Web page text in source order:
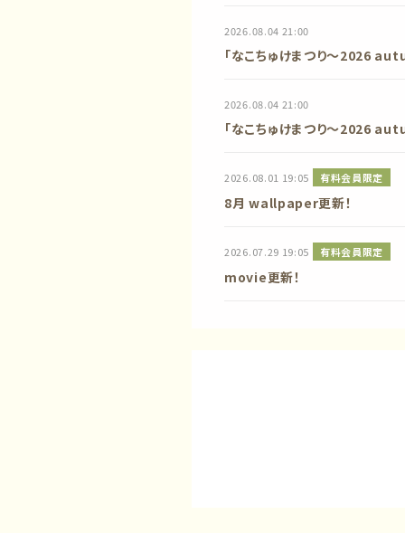
2026.08.04 21:00
「なこちゅけまつり〜2026
2026.08.04 21:00
「なこちゅけまつり〜2026
2026.08.01 19:05 有料会員限定
8月 wallpaper更新！
2026.07.29 19:05 有料会員限定
movie更新！